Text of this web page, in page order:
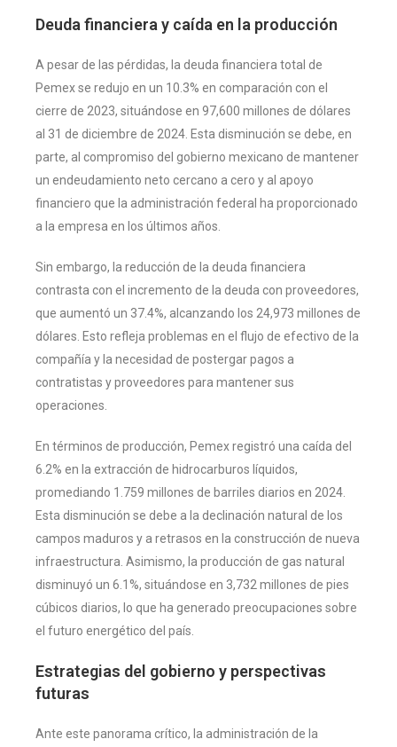
Deuda financiera y caída en la producción
A pesar de las pérdidas, la deuda financiera total de
Pemex se redujo en un 10.3% en comparación con el
cierre de 2023, situándose en 97,600 millones de dólares
al 31 de diciembre de 2024. Esta disminución se debe, en
parte, al compromiso del gobierno mexicano de mantener
un endeudamiento neto cercano a cero y al apoyo
financiero que la administración federal ha proporcionado
a la empresa en los últimos años.
Sin embargo, la reducción de la deuda financiera
contrasta con el incremento de la deuda con proveedores,
que aumentó un 37.4%, alcanzando los 24,973 millones de
dólares. Esto refleja problemas en el flujo de efectivo de la
compañía y la necesidad de postergar pagos a
contratistas y proveedores para mantener sus
operaciones.
En términos de producción, Pemex registró una caída del
6.2% en la extracción de hidrocarburos líquidos,
promediando 1.759 millones de barriles diarios en 2024.
Esta disminución se debe a la declinación natural de los
campos maduros y a retrasos en la construcción de nueva
infraestructura. Asimismo, la producción de gas natural
disminuyó un 6.1%, situándose en 3,732 millones de pies
cúbicos diarios, lo que ha generado preocupaciones sobre
el futuro energético del país.
Estrategias del gobierno y perspectivas
futuras
Ante este panorama crítico, la administración de la